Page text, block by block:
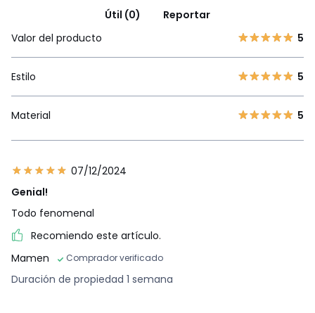
Útil (0)
Reportar
Valor del producto
5
Estilo 5
Material 5
07/12/2024
Genial!
Todo fenomenal
Recomiendo este artículo.
Mamen
Comprador verificado
Duración de propiedad 1 semana